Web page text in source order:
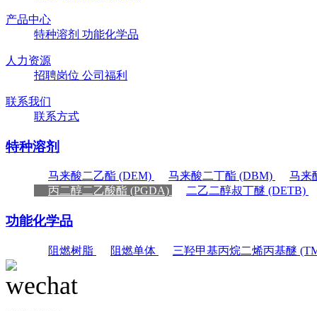
产品中心
特种溶剂 功能化学品
人力资源
招聘岗位 公司福利
联系我们
联系方式
特种溶剂
马来酸二乙酯 (DEM) 马来酸二丁酯 (DBM)
马来
丙二醇二乙酸酯 (PGDA)
二乙二醇叔丁醚 (DETB)
功能化学品
阻燃树脂 阻燃单体 三羟甲基丙烷二烯丙基醚